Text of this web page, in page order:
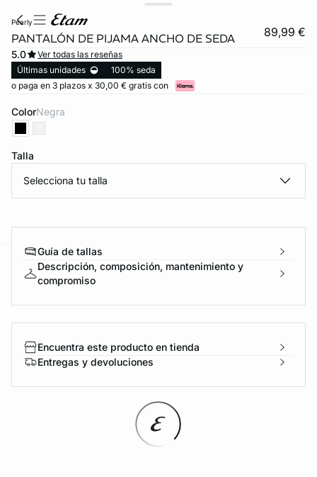
pearly
PANTALÓN DE PIJAMA ANCHO DE SEDA 89,99 €
5.0
Ver todas las reseñas
Últimas unidades
100% seda
o paga en 3 plazos x 30,00 € gratis con
Color negra
Talla
Selecciona tu talla
Guía de tallas
Descripción, composición, mantenimiento y
compromiso
Encuentra este producto en tienda
Entregas y devoluciones